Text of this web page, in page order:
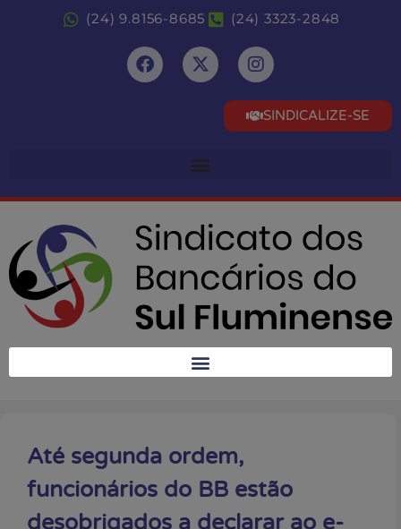
(24) 9.8156-8685 (24) 3323-2848
SINDICALIZE-SE
Até segunda ordem,
funcionários do BB estão
desobrigados a declarar ao e-